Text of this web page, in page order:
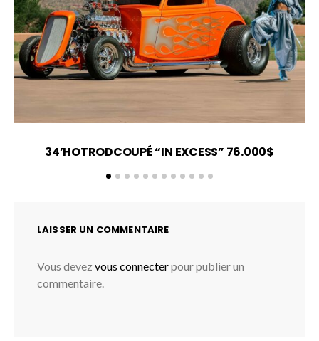
34’HOTRODCOUPÉ “IN EXCESS” 76.000$
LAISSER UN COMMENTAIRE
Vous devez vous connecterpour publier un
commentaire.